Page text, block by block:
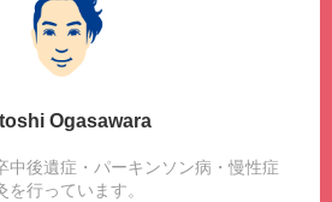
Ogasawara
中後遺症・パーキンソン病・慢性症
行っています。